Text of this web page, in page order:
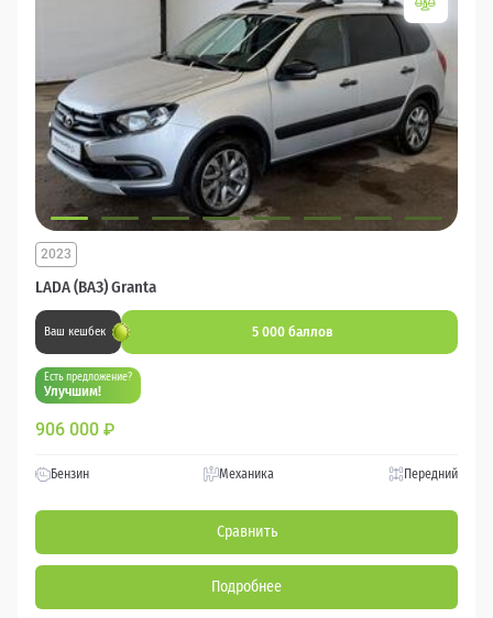
LADA (ВАЗ) Granta
2023
Ваш кешбек 5 000 баллов
Есть предложение?
Улучшим!
906 000 ₽
Бензин Механика Передний
Сравнить
Подробнее